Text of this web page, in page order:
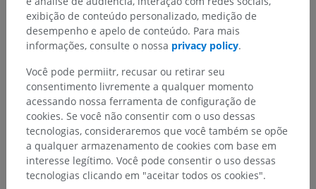
Traduções
Encontrou um erro?
Não hesite em nos sugerir uma correção, tradução ou
melhora de conteúdo.
Relatar um problema
exibição de conteúdo personalizado, medição de
desempenho e apelo de conteúdo. Para mais
informações, consulte o nossa privacy policy.
Você pode permiitr, recusar ou retirar seu
consentimento livremente a qualquer momento
acessando nossa ferramenta de configuração de
cookies. Se você não consentir com o uso dessas
tecnologias, consideraremos que você também se opõe
a qualquer armazenamento de cookies com base em
interesse legítimo. Você pode consentir o uso dessas
tecnologias clicando em "aceitar todos os cookies".